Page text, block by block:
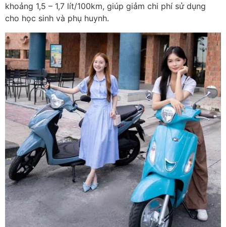
khoảng 1,5 – 1,7 lít/100km, giúp giảm chi phí sử dụng
cho học sinh và phụ huynh.